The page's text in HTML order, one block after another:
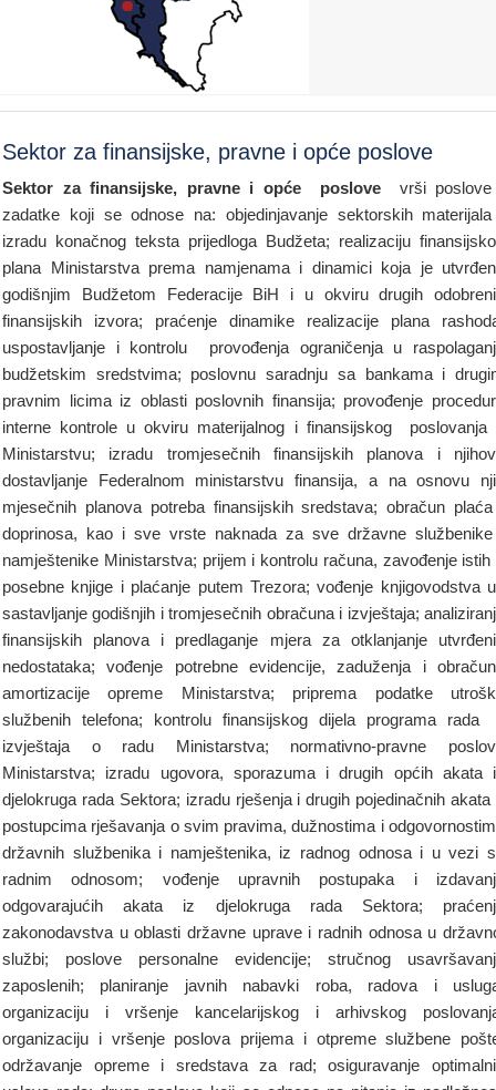
Sektor za finansijske, pravne i opće poslove
Sektor za finansijske, pravne i opće poslovevrši
zadatke koji se odnose na: objedinjavanje sektorskih
izradu konačnog teksta prijedloga Budžeta; realizaciju
plana Ministarstva prema namjenama i dinamici koja je
godišnjim Budžetom Federacije BiH i u okviru drugih
finansijskih izvora; praćenje dinamike realizacije plana
uspostavljanje i kontrolu provođenja ograničenja u
budžetskim sredstvima; poslovnu saradnju sa bankama i
pravnim licima iz oblasti poslovnih finansija; provođenje
interne kontrole u okviru materijalnog i finansijskog poslovanja
Ministarstvu; izradu tromjesečnih finansijskih planova i
dostavljanje Federalnom ministarstvu finansija, a na osnovu
mjesečnih planova potreba finansijskih sredstava; obračun
doprinosa, kao i sve vrste naknada za sve državne
namještenike Ministarstva; prijem i kontrolu računa, zavođenje istih
posebne knjige i plaćanje putem Trezora; vođenje knjigovodstva
sastavljanje godišnjih i tromjesečnih obračuna i izvještaja;
finansijskih planova i predlaganje mjera za otklanjanje
nedostataka; vođenje potrebne evidencije, zaduženja i
amortizacije opreme Ministarstva; priprema podatke
službenih telefona; kontrolu finansijskog dijela programa
izvještaja o radu Ministarstva; normativno-pravne
Ministarstva; izradu ugovora, sporazuma i drugih općih akata
djelokruga rada Sektora; izradu rješenja i drugih pojedinačnih akata
postupcima rješavanja o svim pravima, dužnostima i
državnih službenika i namještenika, iz radnog odnosa i u vezi
radnim odnosom; vođenje upravnih postupaka i
odgovarajućih akata iz djelokruga rada Sektora;
zakonodavstva u oblasti državne uprave i radnih odnosa u
službi; poslove personalne evidencije; stručnog
zaposlenih; planiranje javnih nabavki roba, radova i
organizaciju i vršenje kancelarijskog i arhivskog
organizaciju i vršenje poslova prijema i otpreme službene
održavanje opreme i sredstava za rad; osiguravanje